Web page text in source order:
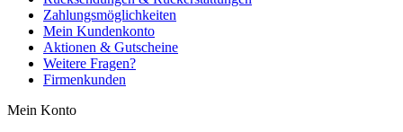
Zahlungsmöglichkeiten
Mein Kundenkonto
Aktionen & Gutscheine
Weitere Fragen?
Firmenkunden
Mein Konto